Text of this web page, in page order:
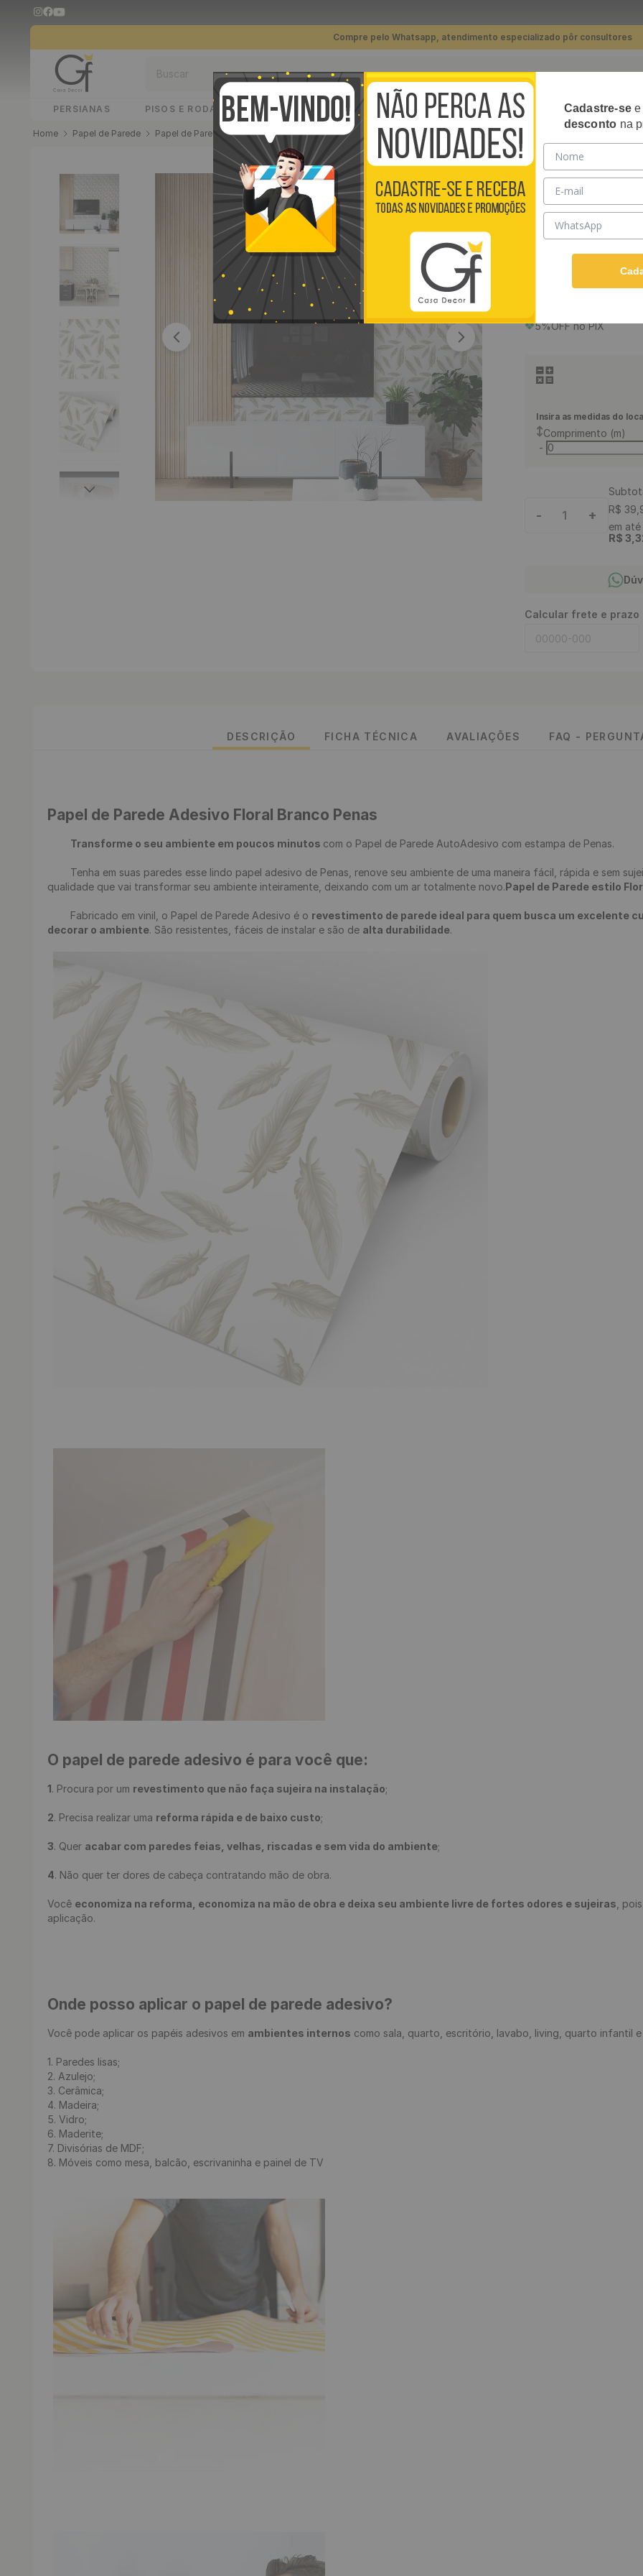
Compre pelo Whatsapp, atendimento especializado pôr consultores
PERSIANAS PISOS E RODAPÉS PAINÉIS RIPADOS PLACAS 3D PAPÉIS DE PAREDE
Papel de Parede Papel de Parede Adesivo Papel de Parede Adesivo Floral Branco Penas - Medidas: 48 x 300 cm
PAPEL DE
MEDIDAS: 48 X
Papel de Parede
Papel AutoColante e
Ver descrição completa
5%OFF no PIX
Insira as medidas do
Comprimento (m)
-
- 1 +
R$ 39
em até
R$ 3
Calcular frete e prazo
DESCRIÇÃO FICHA TÉCNICA AVALIAÇÕES FAQ -
Papel de Parede Adesivo Floral Branco Penas
Transforme o seu ambiente em poucos minutos com o Papel de Parede AutoAdesivo com estampa de Penas.
qualidade que vai transformar seu ambiente inteiramente, deixando com um ar totalmente novo.Papel de Parede estilo
	Fabricado em vinil, o Papel de Parede Adesivo é o
revestimento de parede ideal para quem busca um excelente
decorar o ambiente. São resistentes, fáceis de instalar e são de alta durabilidade
O papel de parede adesivo é para você que:
1. Procura por um revestimento que não faça sujeira na instalação;
2. Precisa realizar uma reforma rápida e de baixo custo;
3. Quer acabar com paredes feias, velhas, riscadas e sem vida do ambiente;
4. Não quer ter dores de cabeça contratando mão de obra.
Você economiza na reforma, economiza na mão de obra e deixa seu ambiente livre de fortes odores e sujeiras ,
Onde posso aplicar o papel de parede adesivo?
Você pode aplicar os papéis adesivos em ambientes internos como sala, quarto, escritório, lavabo, living, quarto infantil
1. Paredes lisas;
2. Azulejo;
3. Cerâmica;
4. Madeira;
5. Vidro;
6. Maderite;
7. Divisórias de MDF;
8. Móveis como mesa, balcão, escrivaninha e painel de TV
TERMOS MAIS BUSCADOS
1º piso
2º banheiro
3º
cozinha
5º
º
papel parede
piso vinílico
rodapé
piso vinílico click
Cadastre-see
desconto na